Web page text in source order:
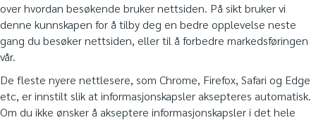
over hvordan besøkende bruker nettsiden. På sikt bruker vi
denne kunnskapen for å tilby deg en bedre opplevelse neste
gang du besøker nettsiden, eller til å forbedre markedsføringen
vår.
De fleste nyere nettlesere, som Chrome, Firefox, Safari og Edge
etc, er innstilt slik at informasjonskapsler aksepteres automatisk.
Om du ikke ønsker å akseptere informasjonskapsler i det hele